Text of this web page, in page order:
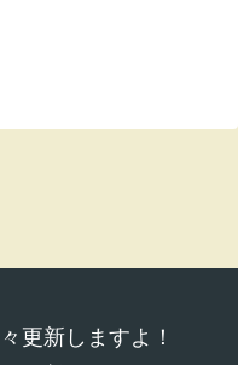
更新しますよ！